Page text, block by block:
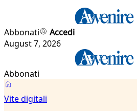
Abbonati
Accedi
August 7, 2026
Abbonati
Vite digitali